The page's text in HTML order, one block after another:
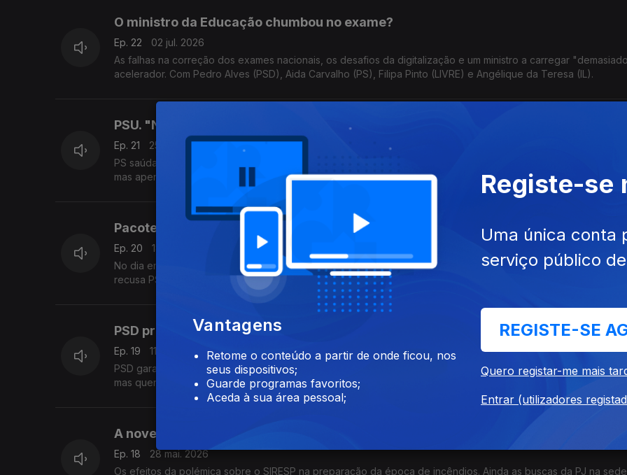
O ministro da Educação chumbou no exame?
Ep. 22
02 jul. 2026
As falhas na correção dos exames nacionais, os desafios da digitalização e um ministro a carregar
acelerador. Com Pedro Alves (PSD), Aida Carvalho (PS), Filipa Pinto (LIVRE) e Angélique da Teresa (IL).
PSU. "Não houve conversas com o PSD sobre o valor concreto"
Ep. 21
25 jun. 2026
PS saúda acordo com PSD e aponta à "fiscalização" da Prestação Social Única. PSD quer trabalho social
mas apenas para quem estiver apto. Com Isaura Morais (PSD), Miguel Cabrita (PS) e Jorge Pinto (LIVRE).
Pacote laboral. Chega exige PS fora das negociações
Ep. 20
18 jun. 2026
No dia em que a proposta do Governo é debatida na AR, o PSD admite negociar com os socialistas, mas o
recusa PS na mesa do debate. Com Isaura Morais (PSD), Bruno Nunes (CH), Miguel Cabrita (PS) e Alfredo Maia
PSD promete responder a "medos" sobre Prestação Social Única
Ep. 19
11 jun. 2026
PSD garante que PSU quer promover a integração. Chega e PS admitem aprovar a autorização pedida pelo
mas querem garantias. Com Carla Barros (PSD), Mariana Vieira da Silva (PS) e Felicidade Vital (CHEGA).
A novela do SIRESP e a preparação do combate aos fogos
Ep. 18
28 mai. 2026
Os efeitos da polémica sobre o SIRESP na preparação da época de incêndios. Ainda as buscas da PJ na sede
Vantagens
Retome o conteúdo a partir de onde ficou, nos
seus dispositivos;
Guarde programas favoritos;
Aceda à sua área pessoal;
Registe-se
Uma única conta
serviço público
REGISTE-SE
Quero registar-me mais
Entrar (utilizadores